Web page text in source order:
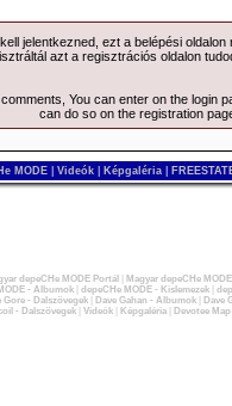
jelentkezned, ezt a belépésioldalon
azt a regisztrációs oldalon
You can enter on the login
can do so on the registration
MODE Videók Képgaléria
depeCHe MODE Portál
Magyar depeCHe
- Albumok| depeCHe MODE - Kislemezek|
Gore - Dalszövegek| Dave Gahan - Albumok|
Dave
- Dalszövegek| Videók| Képgaléria| Devotee Map